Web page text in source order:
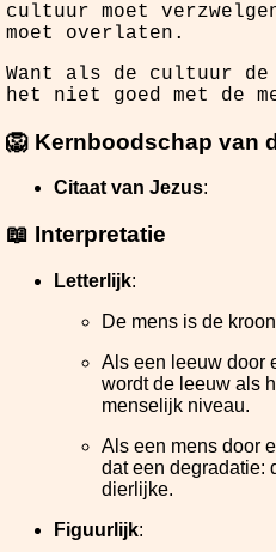
cultuur moet
moet overlaten.
Want als de cultuur de
het niet goed met de
🦁 Kernboodschap van
Citaat van Jezus:
📖 Interpretatie
Letterlijk:
De mens is de
Als een leeuw door
wordt de leeuw als
menselijk niveau.
Als een mens door
dat een degradatie:
dierlijke.
Figuurlijk: